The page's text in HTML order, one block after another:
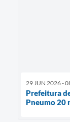
29 JUN 2026 -
Prefeitura
Pneumo 20